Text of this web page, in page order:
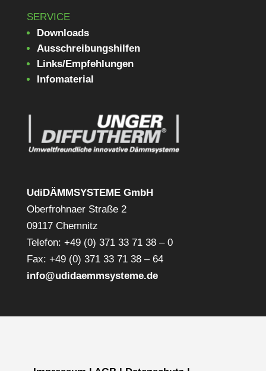
SERVICE
Downloads
Ausschreibungshilfen
Links/Empfehlungen
Infomaterial
UdiDÄMMSYSTEME GmbH
Oberfrohnaer Straße 2
09117 Chemnitz
Telefon: +49 (0) 371 33 71 38 – 0
Fax: +49 (0) 371 33 71 38 – 64
info@udidaemmsysteme.de